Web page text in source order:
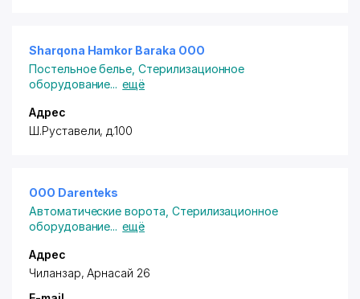
Sharqona Hamkor Baraka OOO
Постельное белье ,Стерилизационное
оборудование... ещё
Адрес
Ш.Руставели, д.100
OOO Darenteks
Автоматические ворота Стерилизационное
оборудование... ещё
Адрес
Чиланзар, Арнасай 26